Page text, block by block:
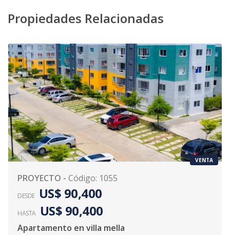
Propiedades Relacionadas
VENTA
PROYECTO - Código: 1055
DESDE US$ 90,400
HASTA US$ 90,400
Apartamento en villa mella